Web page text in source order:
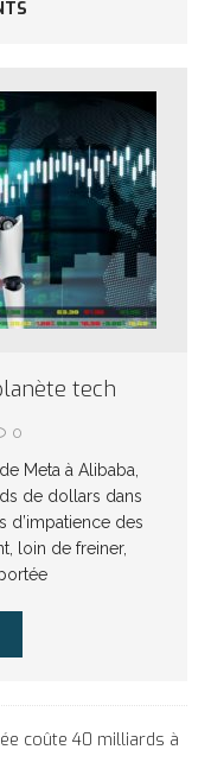
tech
0
Meta à Alibaba,
de dollars dans
d’impatience des
loin de freiner,
coûte 40 milliards à